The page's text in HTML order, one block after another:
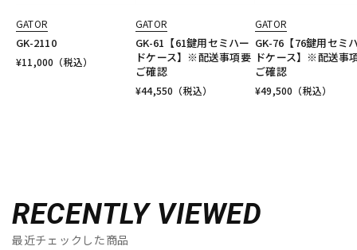
GATOR
GK-2110
¥11,000 （税込）
GATOR
GK-61【61鍵用セミハー
ドケース】※配送事項要
ご確認
¥44,550 （税込）
GATOR
GK-76【76鍵用セミ
ドケース】※配送事
ご確認
¥49,500 （税込）
RECENTLY VIEWED
最近チェックした商品